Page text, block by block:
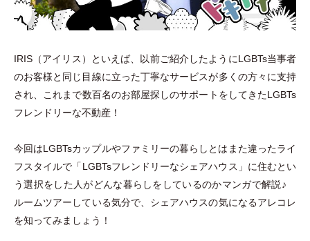
IRIS （アイリス ）
といえば、以前ご紹介したようにLGBTs当事者
のお客様と同じ目線に立った丁寧なサービスが多くの方々に支持
され、これまで数百名のお部屋探しのサポートをしてきたLGBTs
フレンドリーな不動産！
今回はLGBTsカップルやファミリーの暮らしとはまた違ったライ
フスタイルで 「 LGBTsフレンドリーなシェアハウス 」 に住むとい
う選択をした人がどんな暮らしをしているのかマンガで解説♪
ルームツアーしている気分で、シェアハウスの気になるアレコレ
を知ってみましょう！